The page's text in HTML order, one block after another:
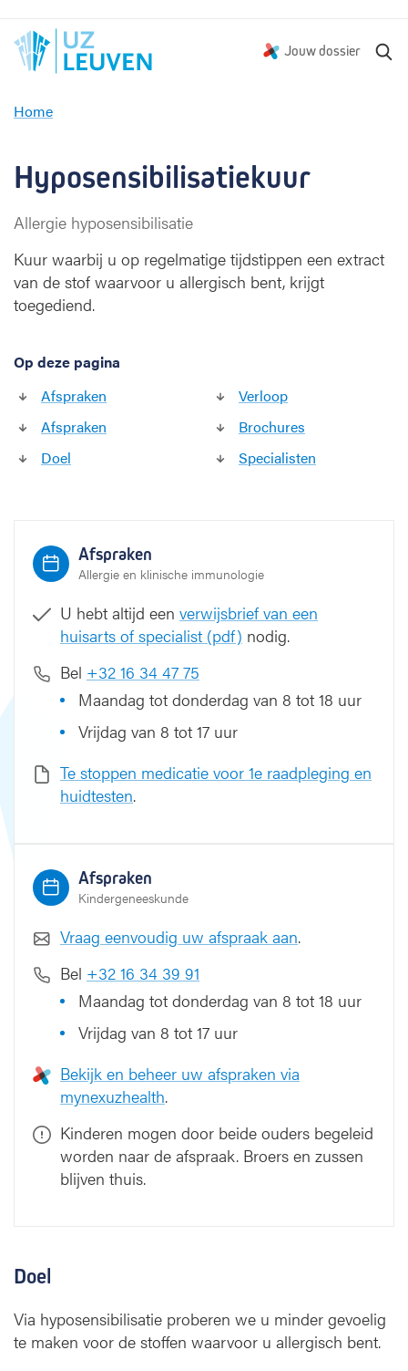
Jouw dossier
Home
o
e
s
i
b
i
a
t
e
r
Hyposensibilisatiekuur
Allergie hyposensibilisatie
Kuur waarbij u op regelmatige tijdstippen een extract
van de stof waarvoor u allergisch bent, krijgt
toegediend.
Op deze pagina
Afspraken
Afspraken
Doel
Verloop
Brochures
Specialisten
Afspraken
Allergie en klinische immunologie
U hebt altijd een verwijsbrief van een
huisarts of specialist (pdf) nodig.
Bel +32 16 34 47 75
Maandag tot donderdag van 8 tot 18 uur
Vrijdag van 8 tot 17 uur
Te stoppen medicatie voor 1e raadpleging en
huidtesten.
Afspraken
Kindergeneeskunde
Vraag eenvoudig uw afspraak aan.
Bel +32 16 34 39 91
Maandag tot donderdag van 8 tot 18 uur
Vrijdag van 8 tot 17 uur
Bekijk en beheer uw afspraken via
mynexuzhealth.
Kinderen mogen door beide ouders begeleid
worden naar de afspraak. Broers en zussen
blijven thuis.
Doel
Via hyposensibilisatie proberen we u minder gevoelig
te maken voor de stoffen waarvoor u allergisch bent.